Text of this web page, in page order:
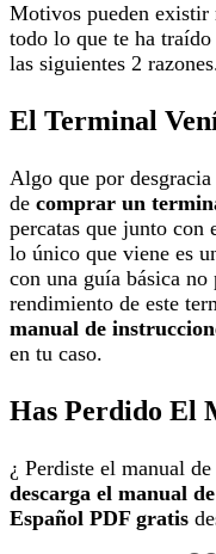
Motivos pueden existir
todo lo que te ha traído
las siguientes 2
El Terminal
Algo que por
de comprar un
percatas que junto con
lo único que viene es
con una guía básica
rendimiento de este
manual de
en tu caso.
Has Perdido El
¿ Perdiste el manual
descarga el manual
Español PDF gratis